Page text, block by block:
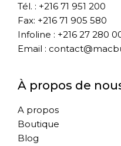
Tél. : +216 71 951 200
Fax: +216 71 905 580
Infoline : +216 27 280
Email :
À propos de
A propos
Boutique
Blog